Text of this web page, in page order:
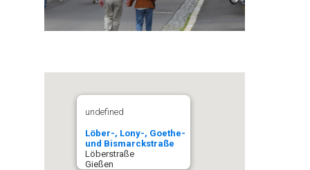
undefined
Löber-, Lony-, Goethe-
und Bismarckstraße
Löberstraße
Gießen